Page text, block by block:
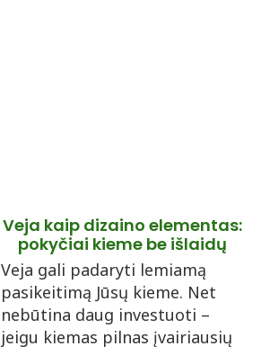
Veja kaip dizaino elementas:
pokyčiai kieme be išlaidų
Veja gali padaryti lemiamą
pasikeitimą Jūsų kieme. Net
nebūtina daug investuoti –
jeigu kiemas pilnas įvairiausių